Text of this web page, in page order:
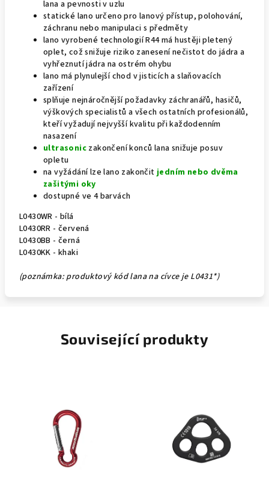
lana a pevnosti v uzlu
statické lano určeno pro lanový přístup, polohování,
záchranu nebo manipulaci s předměty
lano vyrobené technologií R44 má hustěji pletený
oplet, což snižuje riziko zanesení nečistot do jádra a
vyhřeznutí jádra na ostrém ohybu
lano má plynulejší chod v jisticích a slaňovacích
zařízení
splňuje nejnáročnější požadavky záchranářů, hasičů,
výškových specialistů a všech ostatních profesionálů,
kteří vyžadují nejvyšší kvalitu při každodenním
nasazení
ultrasonic zakončení konců lana snižuje posuv
opletu
na vyžádání lze lano zakončitjedním nebo dvěma
zašitými oky
dostupné ve 4 barvách
L0430WR - bílá
L0430RR - červená
L0430BB - černá
L0430KK - khaki
(poznámka: produktový kód lana na cívce je L0431*)
Související produkty